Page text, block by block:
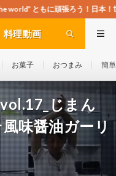
う！日本！世界！
料理動画
お菓子 おつまみ 簡
じまん
味醤油ガーリ